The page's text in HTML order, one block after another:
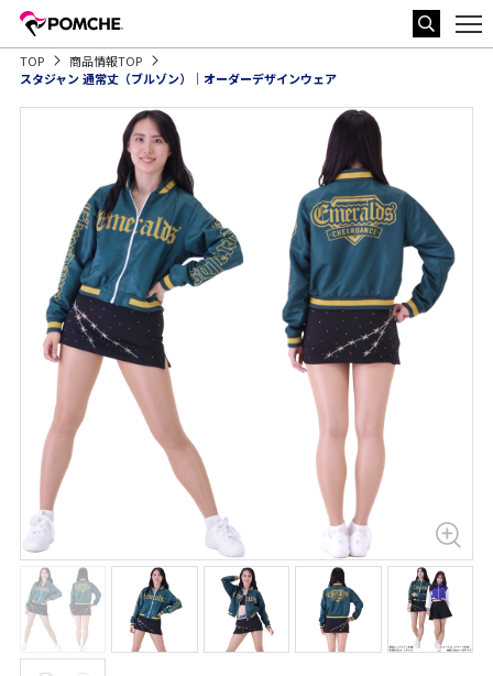
TOP
商品情報TOP
スタジャン 通常丈（ブルゾン）｜オーダーデザインウェア